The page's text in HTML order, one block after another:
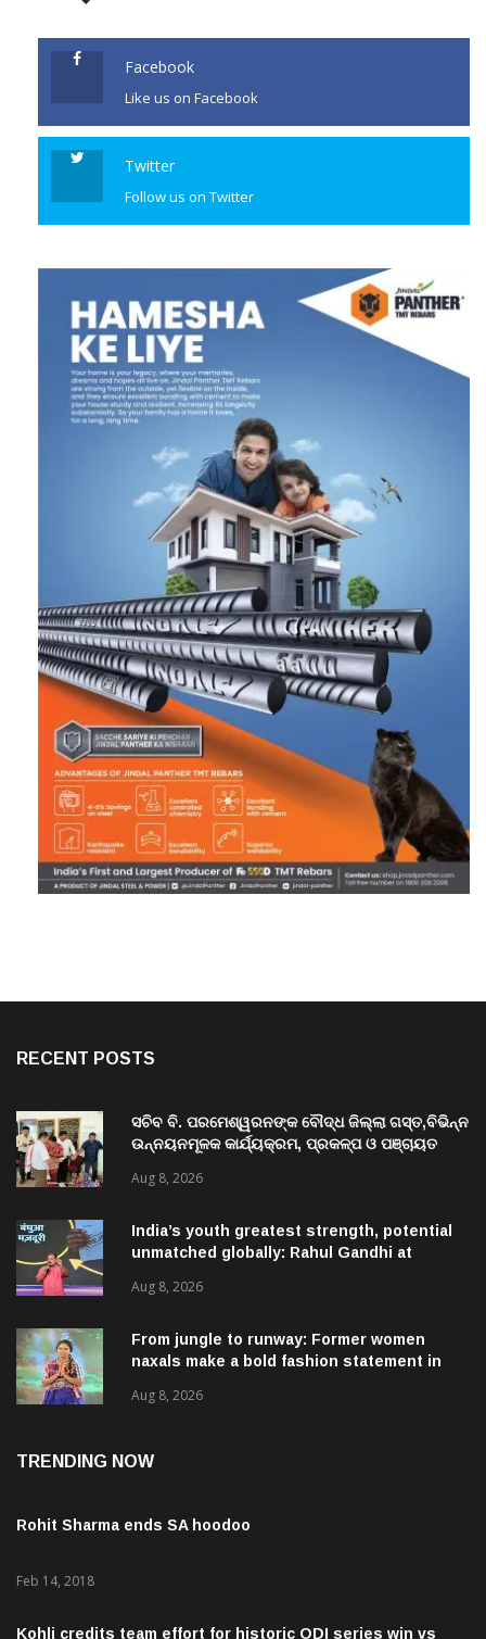
Facebook
Like us on Facebook
Twitter
Follow us on Twitter
RECENT POSTS
ସଚିବ ବି. ପରମେଶ୍ୱରନଙ୍କ ବୌଦ୍ଧ ଜିଲ୍ଲା ଗସ୍ତ,ବିଭିନ୍ନ
ଉନ୍ନୟନମୂଳକ କାର୍ଯ୍ୟକ୍ରମ, ପ୍ରକଳ୍ପ ଓ ପଞ୍ଚାୟତ
Aug 8, 2026
India’s youth greatest strength, potential
unmatched globally: Rahul Gandhi at
Aug 8, 2026
From jungle to runway: Former women
naxals make a bold fashion statement in
Aug 8, 2026
TRENDING NOW
Rohit Sharma ends SA hoodoo
Feb 14, 2018
Kohli credits team effort for historic ODI series win vs